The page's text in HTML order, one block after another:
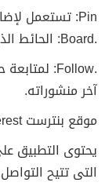
Pin: تستعمل لإضافة منشورٍ أو لمشاركته (صور أو فيديو)
.Board: الحائط الذي تضيف إليه المنشور
.Follow: لمتابعة حسابٍ على البينترست ومشاهدة
آخر منشوراته.
موقع بنترست Pinterest هو موقع تعليمى:
يحتوى التطبيق
التى تتيح